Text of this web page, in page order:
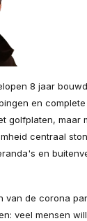
8 jaar
en
golfplaten, maar
centraal
en
van de corona
veel mensen